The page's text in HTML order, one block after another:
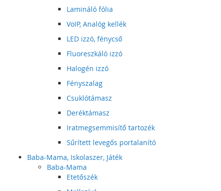
Lamináló fólia
VoIP, Analóg kellék
LED izzó, fénycső
Fluoreszkáló izzó
Halogén izzó
Fényszalag
Csuklótámasz
Deréktámasz
Iratmegsemmisítő tartozék
Sűrített levegős portalanító
Baba-Mama, Iskolaszer, Játék
Baba-Mama
Etetőszék